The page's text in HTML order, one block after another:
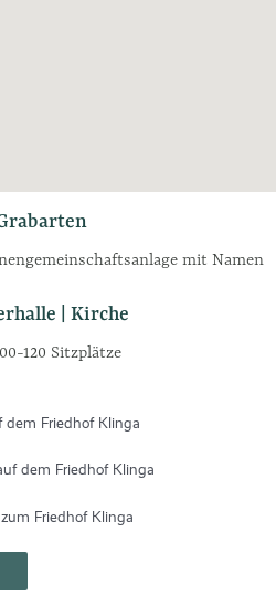
mit Namen
| Kirche
120 Sitzplätze